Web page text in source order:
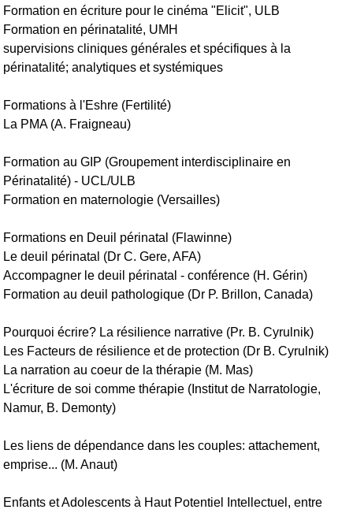
Formation en écriture pour le cinéma "Elicit", ULB
Formation en périnatalité, UMH
supervisions cliniques générales et spécifiques à la
périnatalité; analytiques et systémiques
Formations à l'Eshre (Fertilité)
La PMA (A. Fraigneau)
Formation au GIP (Groupement interdisciplinaire en
Périnatalité) - UCL/ULB
Formation en maternologie (Versailles)
Formations en Deuil périnatal (Flawinne)
Le deuil périnatal (Dr C. Gere, AFA)
Accompagner le deuil périnatal - conférence (H. Gérin)
Formation au deuil pathologique (Dr P. Brillon, Canada)
Pourquoi écrire? La résilience narrative (Pr. B. Cyrulnik)
Les Facteurs de résilience et de protection (Dr B. Cyrulnik)
La narration au coeur de la thérapie (M. Mas)
L'écriture de soi comme thérapie (Institut de Narratologie,
Namur, B. Demonty)
Les liens de dépendance dans les couples: attachement,
emprise... (M. Anaut)
Enfants et Adolescents à Haut Potentiel Intellectuel, entre